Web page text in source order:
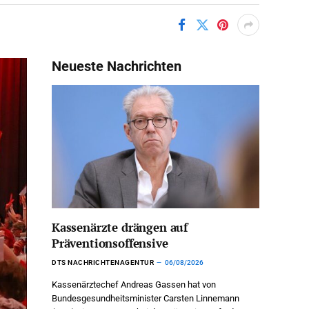
Neueste Nachrichten
Kassenärzte drängen auf
Präventionsoffensive
DTS NACHRICHTENAGENTUR 06/08/2026
Kassenärztechef Andreas Gassen hat von
Bundesgesundheitsminister Carsten Linnemann